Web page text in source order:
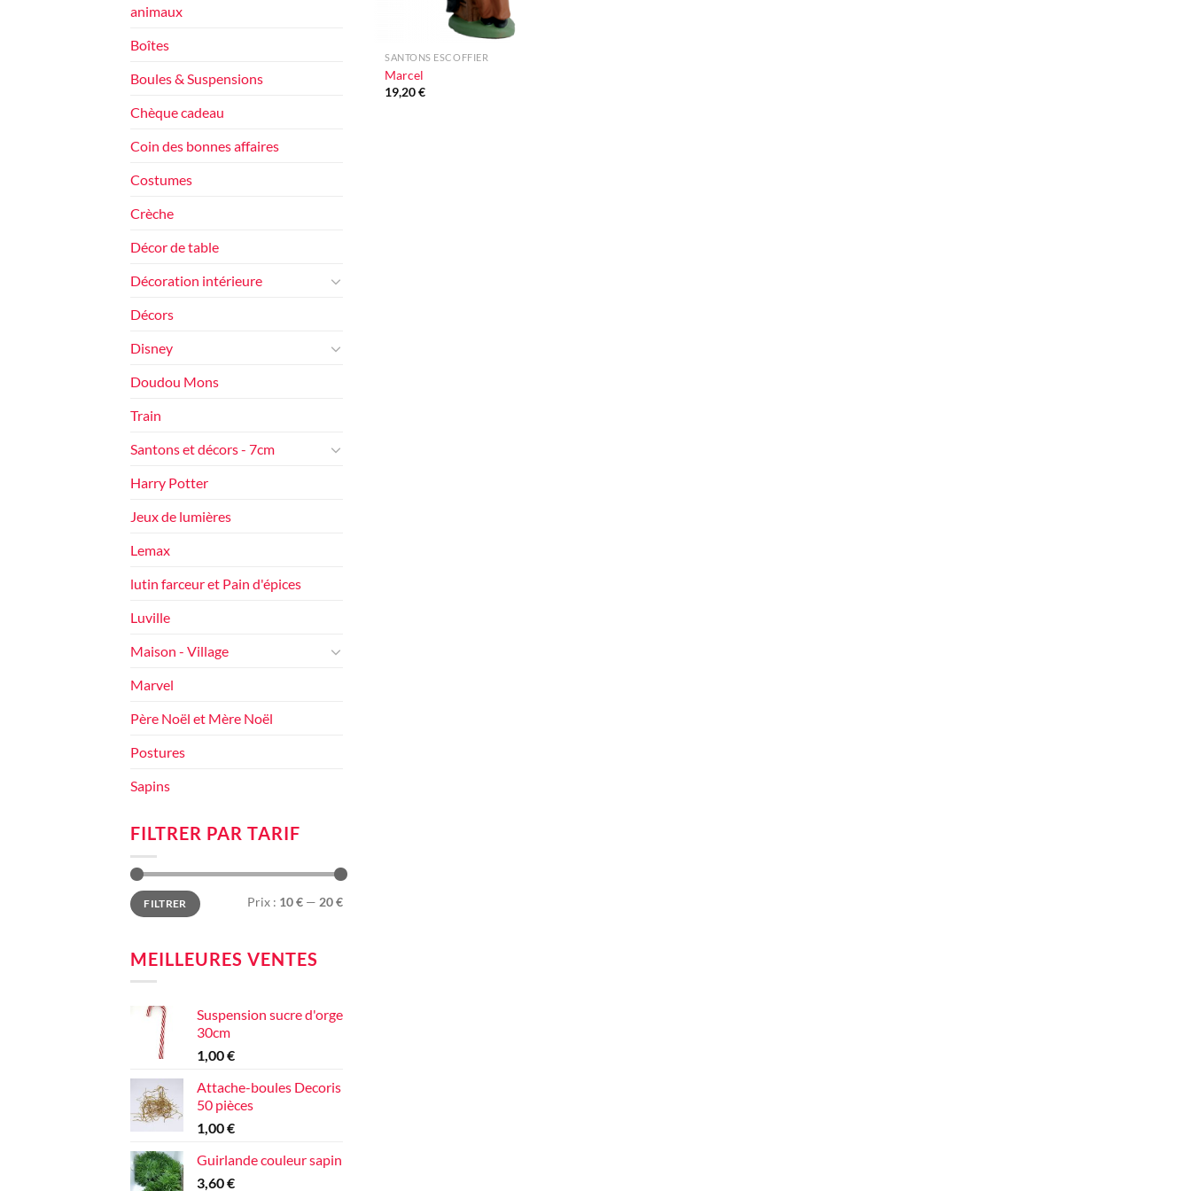
animaux
Boîtes
Boules & Suspensions
Chèque cadeau
Coin des bonnes affaires
Costumes
Crèche
Décor de table
Décoration intérieure
Décors
Disney
Doudou Mons
Train
Santons et décors - 7cm
Harry Potter
Jeux de lumières
Lemax
lutin farceur et Pain d'épices
Luville
Maison - Village
Marvel
Père Noël et Mère Noël
Postures
Sapins
FILTRER PAR TARIF
Prix
min
Prix
maxFILTRER Prix : 10 € — 20 €
MEILLEURES VENTES
Suspension sucre d'orge
30cm
1,00€
Attache-boules Decoris
50 pièces
1,00€
Guirlande couleur sapin
3,60€
SANTONS ESCOFFIER
Marcel
19,20€